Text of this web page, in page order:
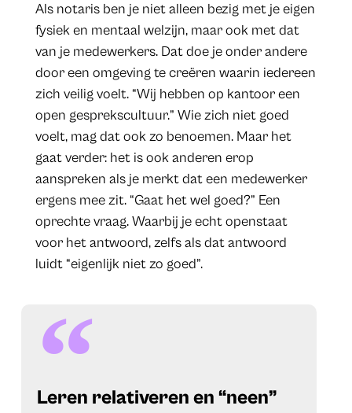
Als notaris ben je niet alleen bezig met je eigen
fysiek en mentaal welzijn, maar ook met dat
van je medewerkers. Dat doe je onder andere
door een omgeving te creëren waarin iedereen
zich veilig voelt. “Wij hebben op kantoor een
open gesprekscultuur.” Wie zich niet goed
voelt, mag dat ook zo benoemen. Maar het
gaat verder: het is ook anderen erop
aanspreken als je merkt dat een medewerker
ergens mee zit. “Gaat het wel goed?” Een
oprechte vraag. Waarbij je echt openstaat
voor het antwoord, zelfs als dat antwoord
luidt “eigenlijk niet zo goed”.
​Leren relativeren en “neen”